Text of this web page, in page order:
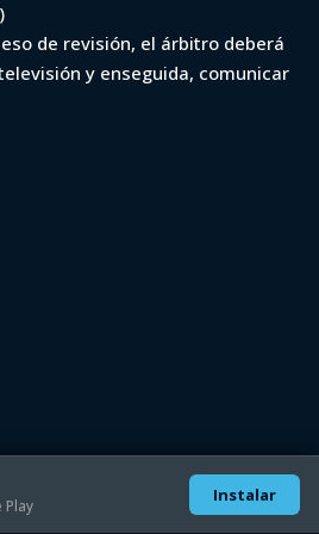
de revisión, el árbitro deberá
y enseguida, comunicar
SEGUINOS EN:
Play
Instalar